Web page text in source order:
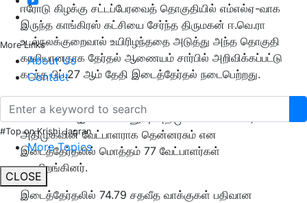
More Links
About Us
Contact
#Top on Krishi Jagran
More Topics
CLOSE
ஈரோடு கிழக்கு சட்டப்பேரவைத் தொகுதியில் எம்எல்ஏ-வாக
இருந்த காங்கிரஸ் கட்சியை சேர்ந்த திருமகன் ஈ.வெ.ரா
உடல்நலக்குறைவால் உயிரிழந்ததை அடுத்து அந்த தொகுதி
காலியானதாக தேர்தல் ஆணையம் சார்பில் அறிவிக்கப்பட்டு
கடந்த பிப்.27 ஆம் தேதி இடைத்தேர்தல் நடைபெற்றது.
திமுக கூட்டணி சார்பில்காங்கிரஸ்கட்சியின் வேட்பாளராக
ஈ.வி.கே.எஸ்.இளங்கோவனும், அதிமுக கூட்டணி சார்பில்
அதிமுகவின் வேட்பாளராக தென்னரசும் என
இடைத்தேர்தலில் மொத்தம் 77 வேட்பாளர்கள்
களமிறங்கினர்.
இடைத்தேர்தலில் 74.79 சதவீத வாக்குகள் பதிவான